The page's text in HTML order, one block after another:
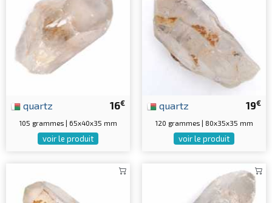
16€
quartz
105 grammes | 65x40x35 mm
voir le produit
19€
quartz
120 grammes | 80x35x35 mm
voir le produit